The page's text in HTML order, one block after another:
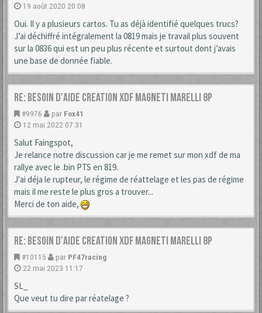
19 août 2020 20:08
Oui. Il y a plusieurs cartos. Tu as déjà identifié quelques trucs?
J’ai déchiffré intégralement la 0819 mais je travail plus souvent
sur la 0836 qui est un peu plus récente et surtout dont j’avais
une base de donnée fiable.
Re: Besoin d'aide creation XDF Magneti Marelli 8P
#9976 par Fox41
12 mai 2022 07:31
Salut Faingspot,
Je relance notre discussion car je me remet sur mon xdf de ma
rallye avec le .bin PTS en 819.
J'ai déja le rupteur, le régime de réattelage et les pas de régime
mais il me reste le plus gros a trouver...
Merci de ton aide,
Re: Besoin d'aide creation XDF Magneti Marelli 8P
#10115 par PF47racing
22 mai 2023 11:17
SL_
Que veut tu dire par réatelage ?